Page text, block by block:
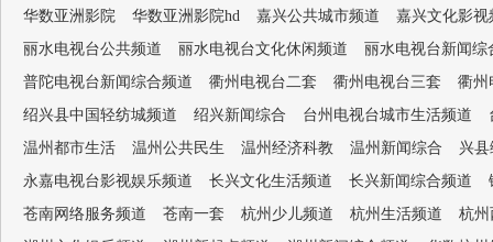
华数亚洲影院
华数亚洲影院hd 嘉兴公共城市频道
嘉兴文化影视
丽水电视台公共频道
丽水电视台文化休闲频道
丽水电视台新闻综
普陀电视台新闻综合频道
衢州电视台二套 衢州电视台三套
衢州
绍兴县中国轻纺城频道
绍兴新闻综合 台州电视台城市生活频道
温州都市生活
温州公共民生 温州经济科教 温州新闻综合
兴
永嘉电视台影视娱乐频道
长兴文化生活频道 长兴新闻综合频道
苍南网络服务频道
苍南一套 杭州少儿频道 杭州生活频道
杭州